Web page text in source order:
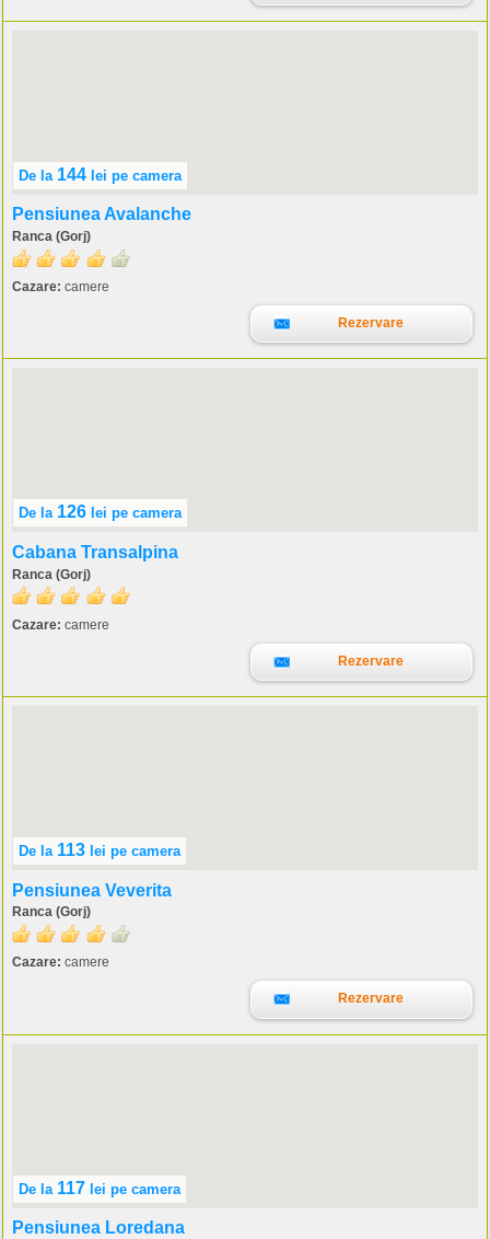
De la 144 lei pe camera
Pensiunea Avalanche
Ranca (Gorj)
Cazare: camere
Rezervare
De la 126 lei pe camera
Cabana Transalpina
Ranca (Gorj)
Cazare: camere
Rezervare
De la 113 lei pe camera
Pensiunea Veverita
Ranca (Gorj)
Cazare: camere
Rezervare
De la 117 lei pe camera
Pensiunea Loredana